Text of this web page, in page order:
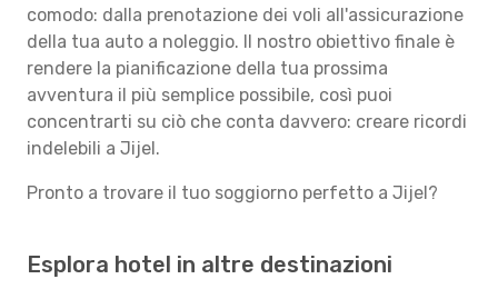
comodo: dalla prenotazione dei voli all'assicurazione
della tua auto a noleggio. Il nostro obiettivo finale è
rendere la pianificazione della tua prossima
avventura il più semplice possibile, così puoi
concentrarti su ciò che conta davvero: creare ricordi
indelebili a Jijel.
Pronto a trovare il tuo soggiorno perfetto a Jijel?
Esplora hotel in altre destinazioni